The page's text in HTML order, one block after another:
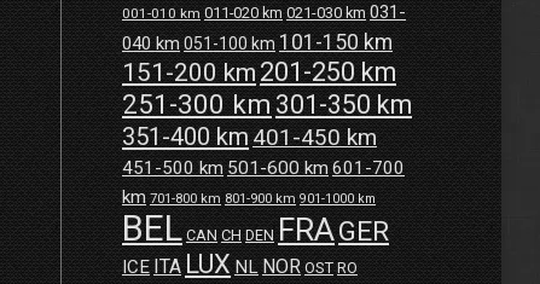
001-010 km 011-020 km 021-030 km 031-
040 km051-100 km101-150 km
151-200 km201-250 km
251-300 km301-350 km
351-400 km401-450 km
451-500 km 501-600 km601-700
km 701-800 km 801-900 km 901-1000 km
BEL CAN CH DEN FRAGER
ICE ITA LUX NLNOR OST RO